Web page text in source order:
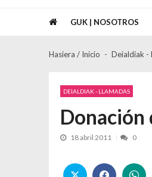
GUK | NOSOTROS
Hasiera / Inicio Deialdiak -
DEIALDIAK - LLAMADAS
Donación
18 abril 2011 0